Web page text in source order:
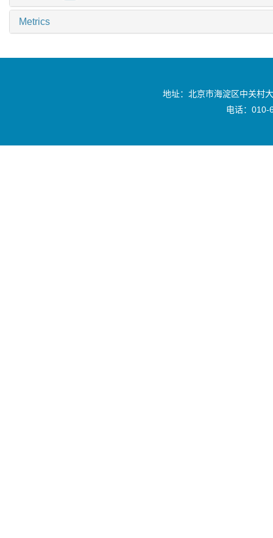
Metrics
地址：北京市海淀区中关村
电话：